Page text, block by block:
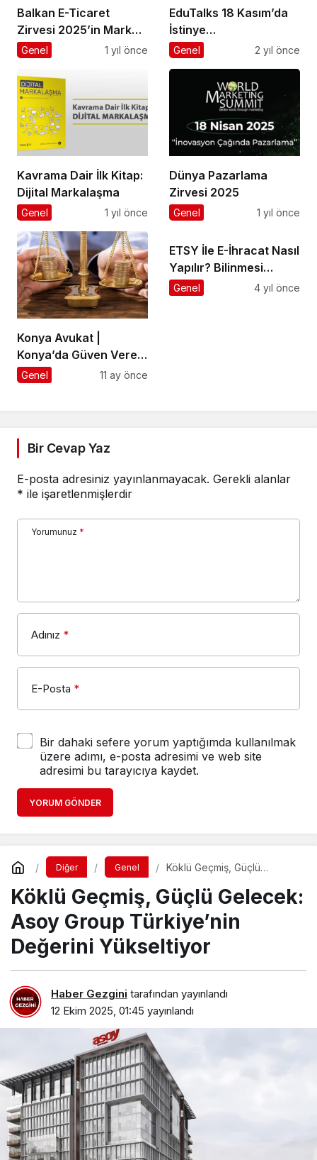
Balkan E-Ticaret
Zirvesi 2025’in Marka
Elçisi Belli Oldu
Genel 1 yıl önce
EduTalks 18 Kasım’da
İstinye
Üniversitesi’nde!
Genel 2 yıl önce
Kavrama Dair İlk Kitap:
Dijital Markalaşma
Genel 1 yıl önce
Dünya Pazarlama
Zirvesi 2025
Genel 1 yıl önce
Konya Avukat |
Konya’da Güven Veren
Hukuki Destek
Genel 11 ay önce
ETSY İle E-İhracat Nasıl
Yapılır? Bilinmesi
Gerekenler
Genel 4 yıl önce
Bir Cevap Yaz
E-posta adresiniz yayınlanmayacak. Gerekli alanlar
* ile işaretlenmişlerdir
Yorumunuz *
Adınız *
E-Posta *
Bir dahaki sefere yorum yaptığımda kullanılmak
üzere adımı, e-posta adresimi ve web site
adresimi bu tarayıcıya kaydet.
YORUM GÖNDER
Diğer Genel
Köklü Geçmiş, Güçlü
Türkiye’nin Değerini
Yükseltiyor
Köklü Geçmiş, Güçlü Gelecek:
Asoy Group Türkiye’nin
Değerini Yükseltiyor
Haber Gezgini tarafından yayınlandı
12 Ekim 2025, 01:45 yayınlandı